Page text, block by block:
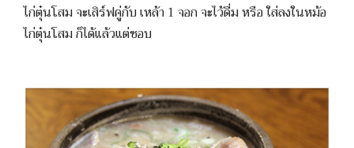
ไก่ตุ๋นโสม จะเสิร์ฟคู่กับ เหล้า 1 จอก จะไว้ดื่ม หรือ ใส่ลงในหม้อ
ไก่ตุ๋นโสม ก็ได้แล้วแต่ชอบ